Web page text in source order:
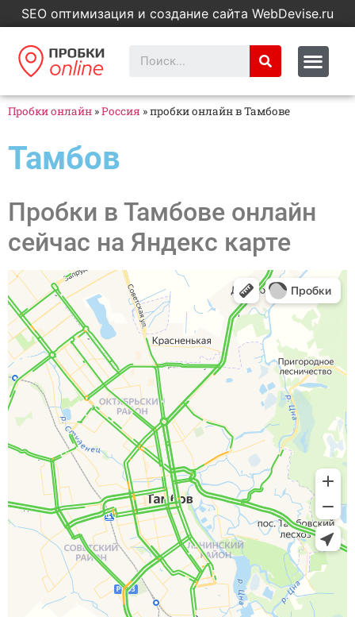
SEO оптимизация и создание сайта WebDevise.ru
Пробки онлайн »Россия »пробки онлайн в Тамбове
Тамбов
Пробки в Тамбове онлайн
сейчас на Яндекс карте